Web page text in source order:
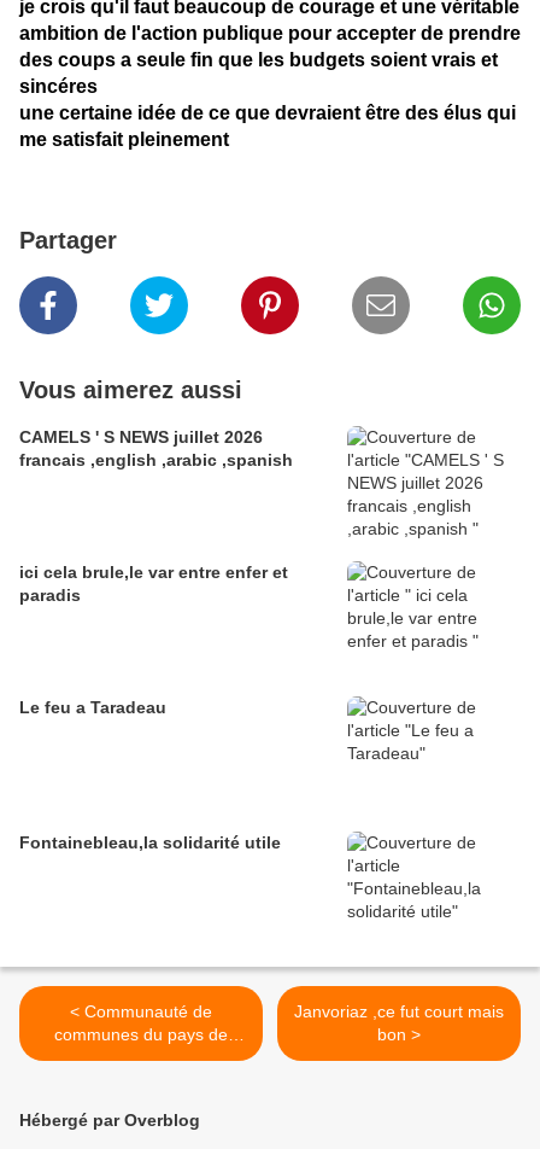
je crois qu'il faut beaucoup de courage et une véritable
ambition de l'action publique pour accepter de prendre
des coups a seule fin que les budgets soient vrais et
sincéres
une certaine idée de ce que devraient être des élus qui
me satisfait pleinement
Partager
Vous aimerez aussi
CAMELS ' S NEWS juillet 2026
francais ,english ,arabic ,spanish
ici cela brule,le var entre enfer et
paradis
Le feu a Taradeau
Fontainebleau,la solidarité utile
< Communauté de
communes du pays de
limours ,naufrage
Janvoriaz ,ce fut court mais
bon >
Hébergé par Overblog